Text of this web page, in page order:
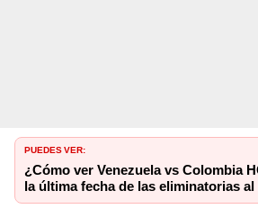
PUEDES VER:
¿Cómo ver Venezuela vs Colombia
la última fecha de las eliminatorias